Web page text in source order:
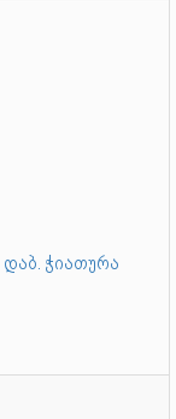
დაბ. ჭიათურა